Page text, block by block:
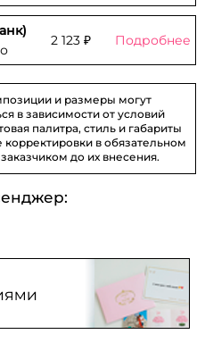
2 123 ₽ Подробнее
и размеры могут
в зависимости от условий
палитра, стиль и габариты
в обязательном
до их внесения.